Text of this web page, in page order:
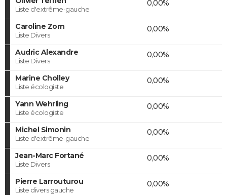
Liste d'extrême-gauche
0,00%
Caroline Zorn
Liste Divers
0,00%
Audric Alexandre
Liste Divers
0,00%
Marine Cholley
Liste écologiste
0,00%
Yann Wehrling
Liste écologiste
0,00%
Michel Simonin
Liste d'extrême-gauche
0,00%
Jean-Marc Fortané
Liste Divers
0,00%
Pierre Larrouturou
Liste divers gauche
0,00%